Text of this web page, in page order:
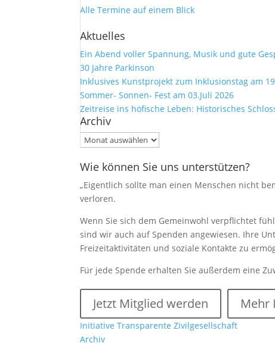
Alle Termine auf einem Blick
Aktuelles
Ein Abend voller Spannung, Musik und gute
30 Jahre Parkinson
Inklusives Kunstprojekt zum Inklusionstag am
Sommer- Sonnen- Fest am 03.Juli 2026
Zeitreise ins höfische Leben: Historisches
Archiv
Archiv
Wie können Sie uns unterstützen?
„Eigentlich sollte man einen Menschen nicht
verloren.
Wenn Sie sich dem Gemeinwohl verpflichtet
sind wir auch auf Spenden angewiesen. Ihre
Freizeitaktivitäten und soziale Kontakte zu
Für jede Spende erhalten Sie außerdem eine
Jetzt Mitglied werden Mehr
Initiative Transparente Zivilgesellschaft
Archiv